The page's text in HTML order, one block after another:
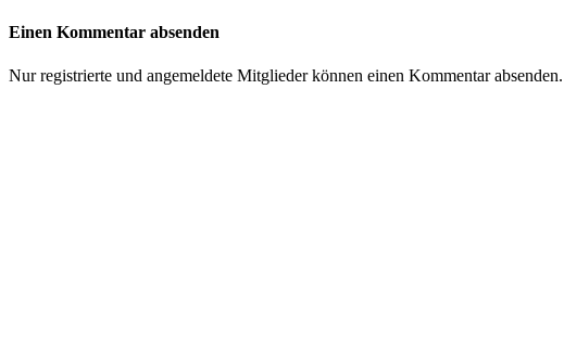
Einen Kommentar absenden
Nur registrierte und angemeldete Mitglieder können einen Kommentar absenden.